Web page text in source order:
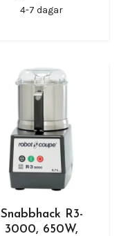
4-7 dagar
Snabbhack R3-
3000, 650W,